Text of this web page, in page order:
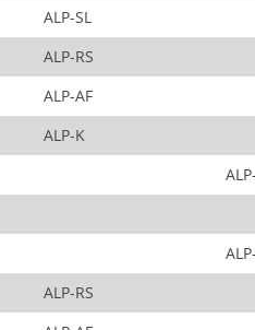
ALP-SL
ALP-RS
ALP-AF
ALP-K
ALP-RS